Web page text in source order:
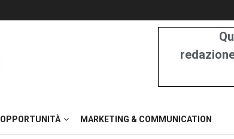
OPPORTUNITÀ MARKETING & COMMUNICATION